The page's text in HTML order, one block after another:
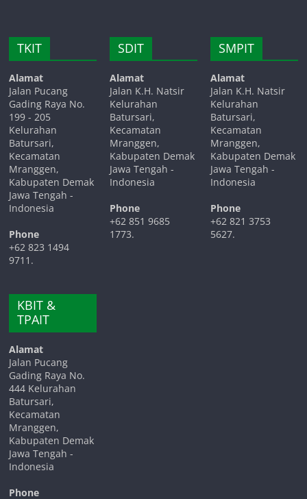
TKIT
Alamat
Jalan Pucang
Gading Raya No.
199 - 205
Kelurahan
Batursari,
Kecamatan
Mranggen,
Kabupaten Demak
Jawa Tengah -
Indonesia
Phone
+62 823 1494
9711.
KBIT &
TPAIT
Alamat
Jalan Pucang
Gading Raya No.
444 Kelurahan
Batursari,
Kecamatan
Mranggen,
Kabupaten Demak
Jawa Tengah -
Indonesia
Phone
SDIT
Alamat
Jalan K.H. Natsir
Kelurahan
Batursari,
Kecamatan
Mranggen,
Kabupaten Demak
Jawa Tengah -
Indonesia
Phone
+62 851 9685
1773.
SMPIT
Alamat
Jalan K.H. Natsir
Kelurahan
Batursari,
Kecamatan
Mranggen,
Kabupaten Demak
Jawa Tengah -
Indonesia
Phone
+62 821 3753
5627.